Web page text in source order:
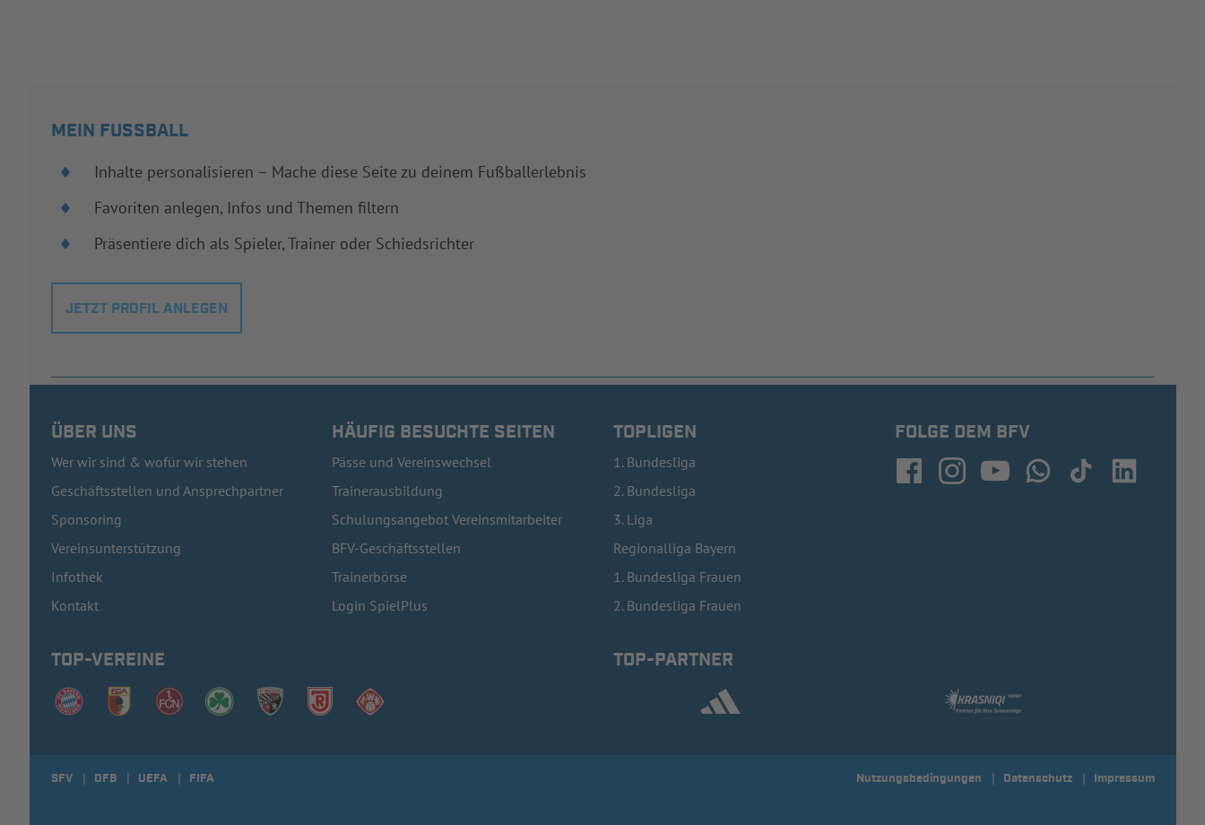
MEIN FUSSBALL
Inhalte personalisieren – Mache diese Seite zu deinem Fußballerlebnis
Favoriten anlegen, Infos und Themen filtern
Präsentiere dich als Spieler, Trainer oder Schiedsrichter
JETZT PROFIL ANLEGEN
ÜBER UNS
Wer wir sind & wofür wir stehen
Geschäftsstellen und Ansprechpartner
Sponsoring
Vereinsunterstützung
Infothek
Kontakt
HÄUFIG BESUCHTE SEITEN
Pässe und Vereinswechsel
Trainerausbildung
Schulungsangebot Vereinsmitarbeiter
BFV-Geschäftsstellen
Trainerbörse
Login SpielPlus
TOPLIGEN
1. Bundesliga
2. Bundesliga
3. Liga
Regionalliga Bayern
1. Bundesliga Frauen
2. Bundesliga Frauen
FOLGE DEM BFV
TOP-VEREINE TOP-PARTNER
SFV DFB UEFA FIFA Nutzungsbedingungen Datenschutz Impressum